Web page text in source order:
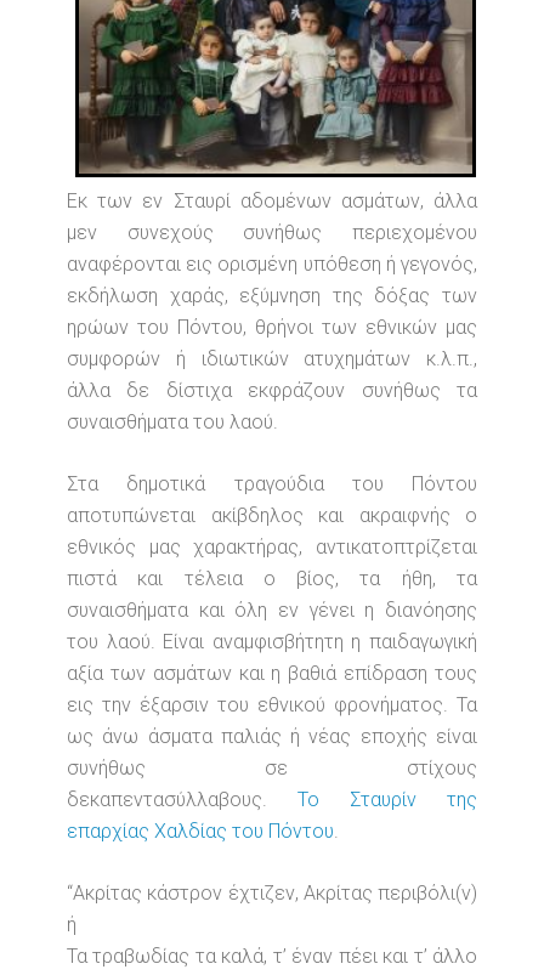
Εκ των εν Σταυρί αδομένων ασμάτων, άλλα
μεν συνεχούς συνήθως περιεχομένου
αναφέρονται εις ορισμένη υπόθεση ή γεγονός,
εκδήλωση χαράς, εξύμνηση της δόξας των
ηρώων του Πόντου, θρήνοι των εθνικών μας
συμφορών ή ιδιωτικών ατυχημάτων κ.λ.π.,
άλλα δε δίστιχα εκφράζουν συνήθως τα
συναισθήματα του λαού.
Στα δημοτικά τραγούδια του Πόντου
αποτυπώνεται ακίβδηλος και ακραιφνής ο
εθνικός μας χαρακτήρας, αντικατοπτρίζεται
πιστά και τέλεια ο βίος, τα ήθη, τα
συναισθήματα και όλη εν γένει η διανόησης
του λαού. Είναι αναμφισβήτητη η παιδαγωγική
αξία των ασμάτων και η βαθιά επίδραση τους
εις την έξαρσιν του εθνικού φρονήματος. Τα
ως άνω άσματα παλιάς ή νέας εποχής είναι
συνήθως σε στίχους
δεκαπεντασύλλαβους. Το Σταυρίν της
επαρχίας Χαλδίας του Πόντου.
“Ακρίτας κάστρον έχτιζεν, Ακρίτας περιβόλι(ν)
ή
Τα τραβωδίας τα καλά, τ’ έναν πέει και τ’ άλλο